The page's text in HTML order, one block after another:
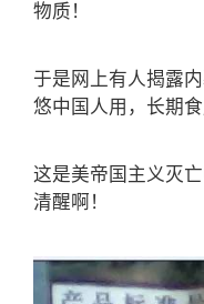
物质！
于是网上有人揭露
悠中国人用，长期食
这是美帝国主义灭
清醒啊！